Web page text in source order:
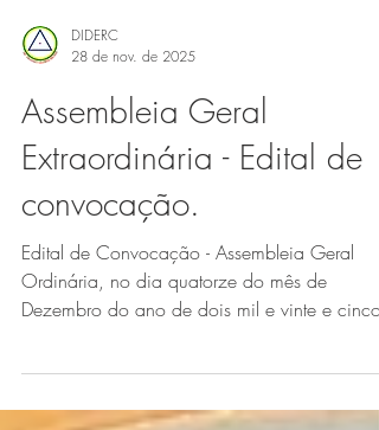
28 de nov. de 2025
Assembleia Geral
Extraordinária - Edital de
convocação.
Edital de Convocação - Assembleia Geral
Ordinária, no dia quatorze do mês de
Para mais informações, consultar edital na
íntegra.